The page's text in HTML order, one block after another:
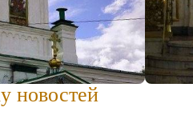
новостей